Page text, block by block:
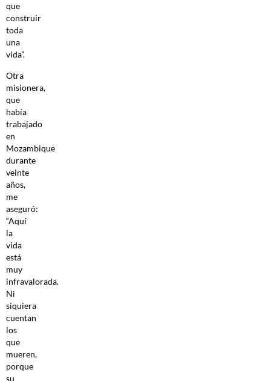
que
construir
toda
una
vida”.
Otra
misionera,
que
había
trabajado
en
Mozambique
durante
veinte
años,
me
aseguró:
“Aquí
la
vida
está
muy
infravalorada.
Ni
siquiera
cuentan
los
que
mueren,
porque
su